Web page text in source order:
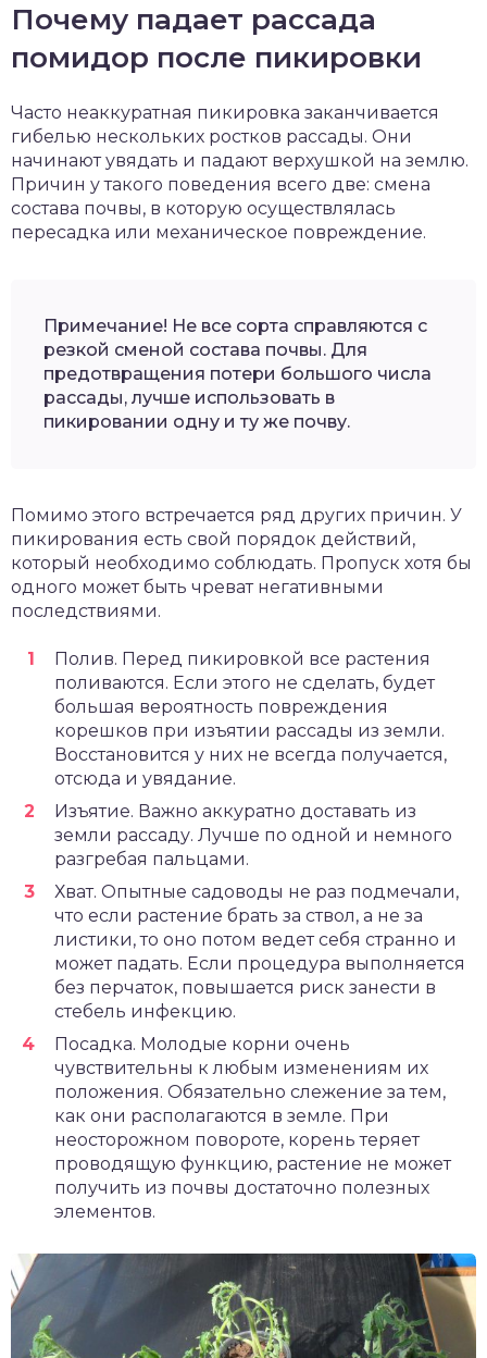
Почему падает рассада
помидор после пикировки
Часто неаккуратная пикировка заканчивается
гибелью нескольких ростков рассады. Они
начинают увядать и падают верхушкой на землю.
Причин у такого поведения всего две: смена
состава почвы, в которую осуществлялась
пересадка или механическое повреждение.
Примечание! Не все сорта справляются с
резкой сменой состава почвы. Для
предотвращения потери большого числа
рассады, лучше использовать в
пикировании одну и ту же почву.
Помимо этого встречается ряд других причин. У
пикирования есть свой порядок действий,
который необходимо соблюдать. Пропуск хотя бы
одного может быть чреват негативными
последствиями.
Полив. Перед пикировкой все растения
поливаются. Если этого не сделать, будет
большая вероятность повреждения
корешков при изъятии рассады из земли.
Восстановится у них не всегда получается,
отсюда и увядание.
Изъятие. Важно аккуратно доставать из
земли рассаду. Лучше по одной и немного
разгребая пальцами.
Хват. Опытные садоводы не раз подмечали,
что если растение брать за ствол, а не за
листики, то оно потом ведет себя странно и
может падать. Если процедура выполняется
без перчаток, повышается риск занести в
стебель инфекцию.
Посадка. Молодые корни очень
чувствительны к любым изменениям их
положения. Обязательно слежение за тем,
как они располагаются в земле. При
неосторожном повороте, корень теряет
проводящую функцию, растение не может
получить из почвы достаточно полезных
элементов.